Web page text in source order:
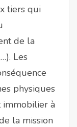
tiers qui
de la
Les
physiques
immobilier à
la mission